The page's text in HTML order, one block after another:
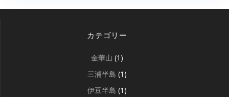
カテゴリー
金華山 (1)
三浦半島 (1)
伊豆半島 (1)